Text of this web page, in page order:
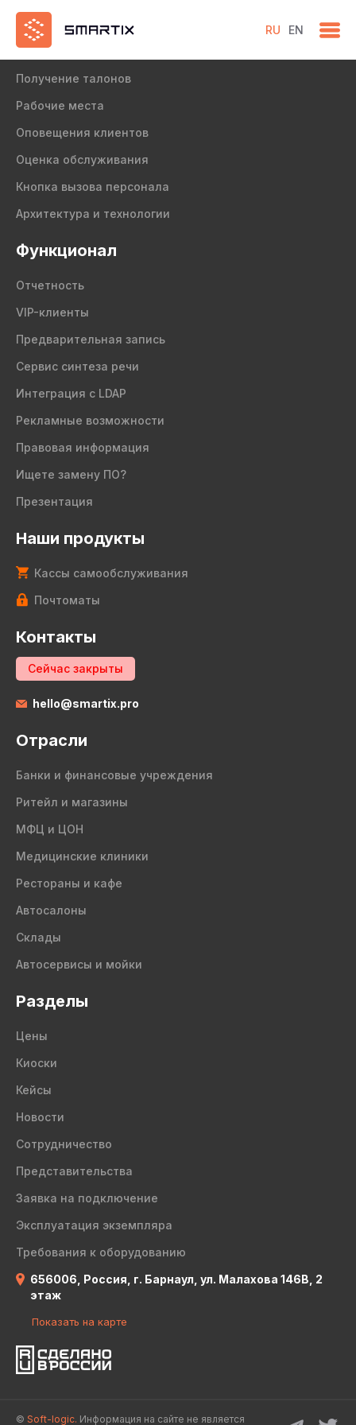
RU EN
Продукт
Получение талонов
Рабочие места
Оповещения клиентов
Оценка обслуживания
Кнопка вызова персонала
Архитектура и технологии
Функционал
Отчетность
VIP-клиенты
Предварительная запись
Сервис синтеза речи
Интеграция с LDAP
Рекламные возможности
Правовая информация
Ищете замену ПО?
Презентация
Наши продукты
Кассы самообслуживания
Почтоматы
Контакты
Сейчас закрыты
hello@smartix.pro
Отрасли
Банки и финансовые учреждения
Ритейл и магазины
МФЦ и ЦОН
Медицинские клиники
Рестораны и кафе
Автосалоны
Склады
Автосервисы и мойки
Разделы
Цены
Киоски
Кейсы
Новости
Сотрудничество
Представительства
Заявка на подключение
Эксплуатация экземпляра
Требования к оборудованию
656006, Россия, г. Барнаул, ул. Малахова 146В, 2
этаж
Показать на карте
© Soft-logic. Информация на сайте не является